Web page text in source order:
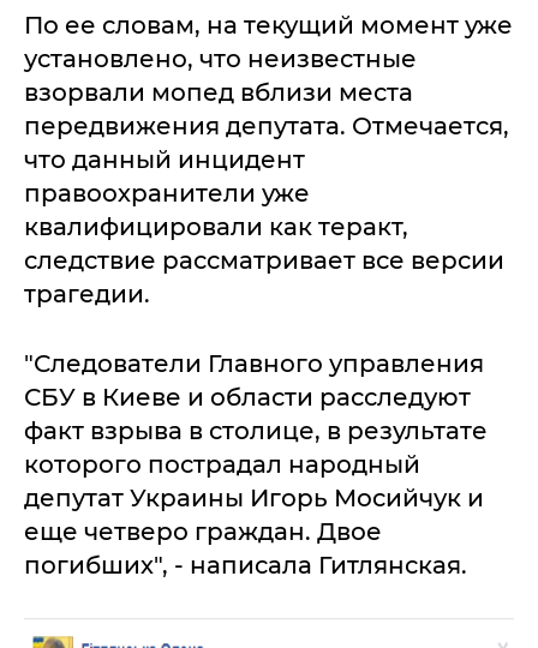
По ее словам, на текущий момент уже
установлено, что неизвестные
взорвали мопед вблизи места
передвижения депутата. Отмечается,
что данный инцидент
правоохранители уже
квалифицировали как теракт,
следствие рассматривает все версии
трагедии.
"Следователи Главного управления
СБУ в Киеве и области расследуют
факт взрыва в столице, в результате
которого пострадал народный
депутат Украины Игорь Мосийчук и
еще четверо граждан. Двое
погибших", - написала Гитлянская.